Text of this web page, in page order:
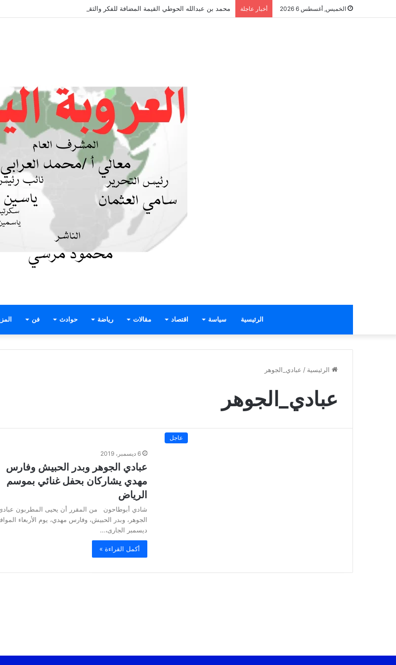
الخميس, أغسطس 6 2026 أخبار عاجلة محمد بن عبدالله الحوطي القيمة المضافة للفكر والثقافة والتاريخ !
الرئيسية سياسة اقتصاد مقالات رياضة حوادث فن
الرئيسية / عبادي_الجوهر
عبادي_الجوهر
عاجل
6 ديسمبر، 2019
عبادي الجوهر وبدر الحبيش وفارس
مهدي يشاركان بحفل غنائي بموسم
الرياض
شادي أبوطاحون من المقرر أن يحيى المطربون
ديسمبر الجارى،…
أكمل القراءة »